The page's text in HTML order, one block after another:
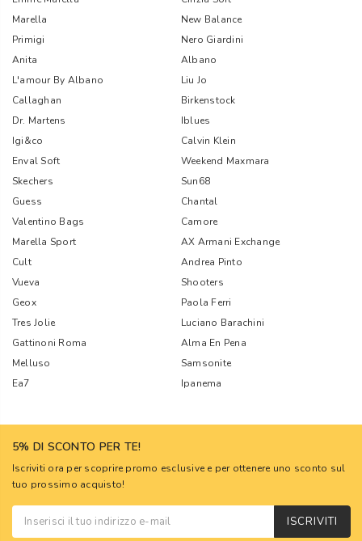
Marella
New Balance
Primigi
Nero Giardini
Anita
Albano
L'amour By Albano
Liu Jo
Callaghan
Birkenstock
Dr. Martens
Iblues
Igi&co
Calvin Klein
Enval Soft
Weekend Maxmara
Skechers
Sun68
Guess
Chantal
Valentino Bags
Camore
Marella Sport
AX Armani Exchange
Cult
Andrea Pinto
Vueva
Shooters
Geox
Paola Ferri
Tres Jolie
Luciano Barachini
Gattinoni Roma
Alma En Pena
Melluso
Samsonite
Ea7
Ipanema
5% DI SCONTO PER TE!
Iscriviti ora per scoprire promo esclusive e per ottenere uno sconto sul
tuo prossimo acquisto!
ISCRIVITI